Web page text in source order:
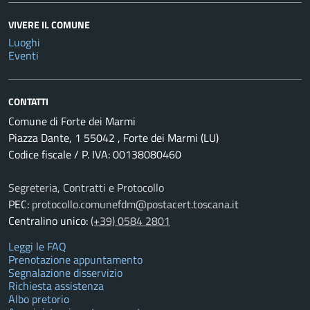
VIVERE IL COMUNE
Luoghi
Eventi
CONTATTI
Comune di Forte dei Marmi
Piazza Dante, 1 55042 , Forte dei Marmi (LU)
Codice fiscale / P. IVA: 00138080460
Segreteria, Contratti e Protocollo
PEC: protocollo.comunefdm@postacert.toscana.it
Centralino unico:(+39) 0584 2801
Leggi le FAQ
Prenotazione appuntamento
Segnalazione disservizio
Richiesta assistenza
Albo pretorio